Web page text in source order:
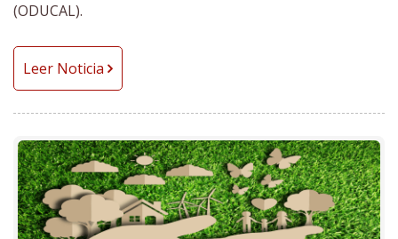
(ODUCAL).
Leer Noticia